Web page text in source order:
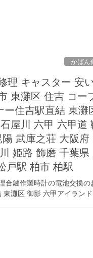
かばん
理 キャスター 安
東灘区 住吉 コー
ー住吉駅直結 東
屋川 六甲 六甲道
武庫之荘 大阪
姫路 飾磨 千葉
戸駅 柏市 柏駅
合鍵作製時計の電池交換
東灘区 御影 六甲アイラン